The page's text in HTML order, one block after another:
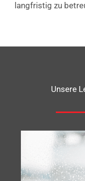
langfristig zu
Unsere